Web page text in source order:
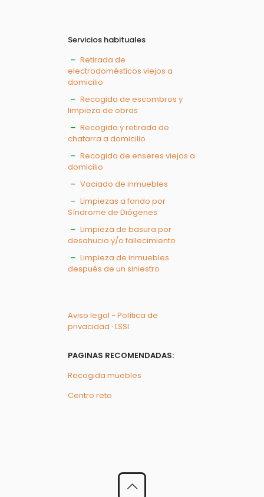
Servicios habituales
Retirada de
electrodomésticos viejos a
domicilio
Recogida de escombros y
limpieza de obras
Recogida y retirada de
chatarra a domicilio
Recogida de enseres viejos a
domicilio
Vaciado de inmuebles
Limpiezas a fondo por
Síndrome de Diógenes
Limpieza de basura por
desahucio y/o fallecimiento
Limpieza de inmuebles
después de un siniestro
Aviso legal - Política de
privacidad · LSSI
PAGINAS RECOMENDADAS:
Recogida muebles
Centro reto